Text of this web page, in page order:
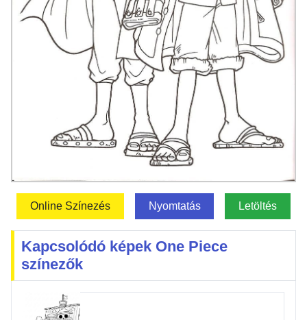
Online Színezés Nyomtatás Letöltés
Kapcsolódó képek One Piece
színezők